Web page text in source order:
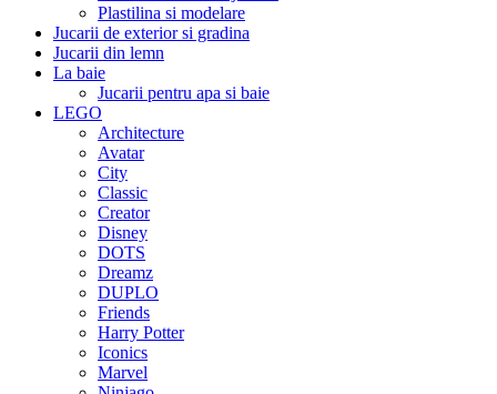
Plastilina si modelare
Jucarii de exterior si gradina
Jucarii din lemn
La baie
Jucarii pentru apa si baie
LEGO
Architecture
Avatar
City
Classic
Creator
Disney
DOTS
Dreamz
DUPLO
Friends
Harry Potter
Iconics
Marvel